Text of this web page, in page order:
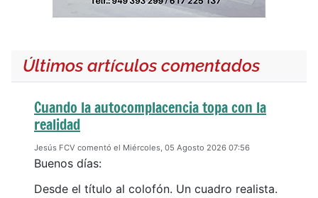
Últimos artículos comentados
Cuando la autocomplacencia topa con la
realidad
Jesús FCV comentó el Miércoles, 05 Agosto 2026 07:56
Buenos días:
Desde el título al colofón. Un cuadro realista.